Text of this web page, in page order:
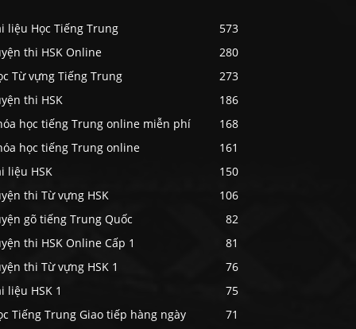
liệu Học Tiếng Trung
573
thi HSK Online
280
Từ vựng Tiếng Trung
273
thi HSK
186
học tiếng Trung online miễn phí
168
học tiếng Trung online
161
liệu HSK
150
thi Từ vựng HSK
106
gõ tiếng Trung Quốc
82
thi HSK Online Cấp 1
81
thi Từ vựng HSK 1
76
liệu HSK 1
75
Tiếng Trung Giao tiếp hàng ngày
71